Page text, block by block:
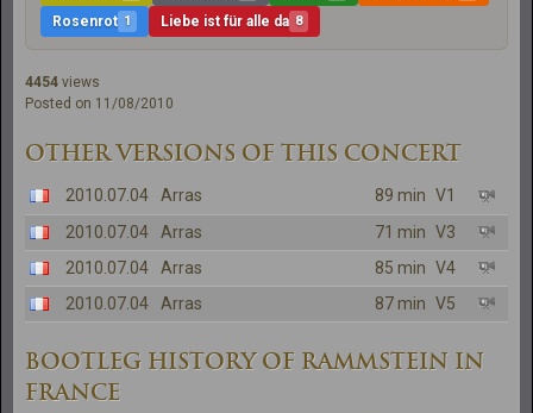
Rosenrot 1 Liebe ist für alle da 8
4454 views
Posted on 11/08/2010
OTHER VERSIONS OF THIS CONCERT
2010.07.04 Arras 89 min V1
2010.07.04
Arras 71 min V3
2010.07.04
Arras 85 min V4
2010.07.04
Arras 87 min V5
BOOTLEG HISTORY OF RAMMSTEIN IN
FRANCE